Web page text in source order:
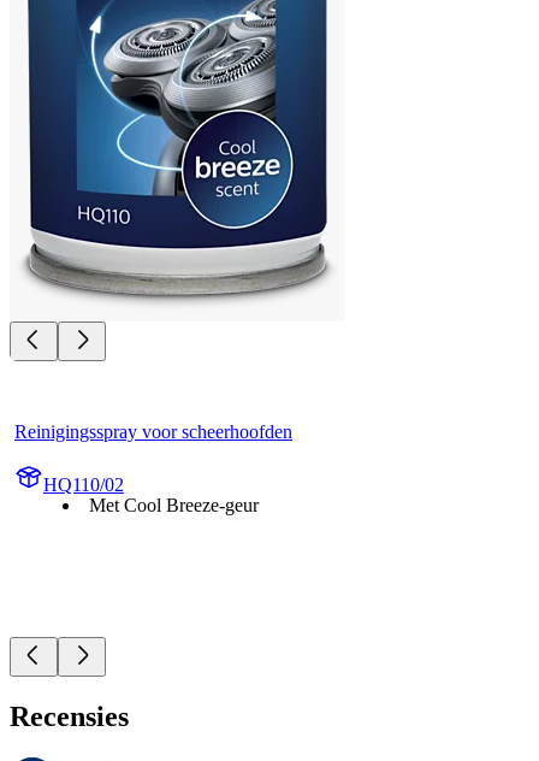
Reinigingsspray voor scheerhoofden
HQ110/02
Met Cool Breeze-geur
Recensies